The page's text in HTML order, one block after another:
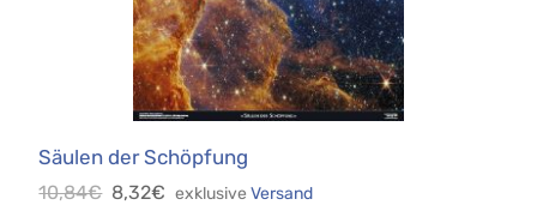
Säulen der Schöpfung
10,84€ 8,32€ exklusiveVersand